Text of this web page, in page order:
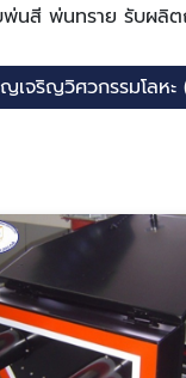
บพ่นสี พ่นทราย รับ
เจริญวิศวกรรมโลหะ